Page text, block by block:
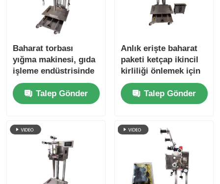
Net Bag Paketleme Makinesi
örgü çanta paketleme makinesi
dikey paketleme makinesi
yatay paketleme makinesi
Görsel sayma paketleme makinesi
Çok başlı ağırlıklı paketleme makinesi
Baharat torbası
yığma makinesi, gıda
işleme endüstrisinde
otomatik ambalajlama
ekipmanları için
kullanılır
Talep Gönder
Anlık erişte baharat
paketi ketçap ikincil
kirliliği önlemek için
otomatik torba yığma
makinesiTalep Gönder